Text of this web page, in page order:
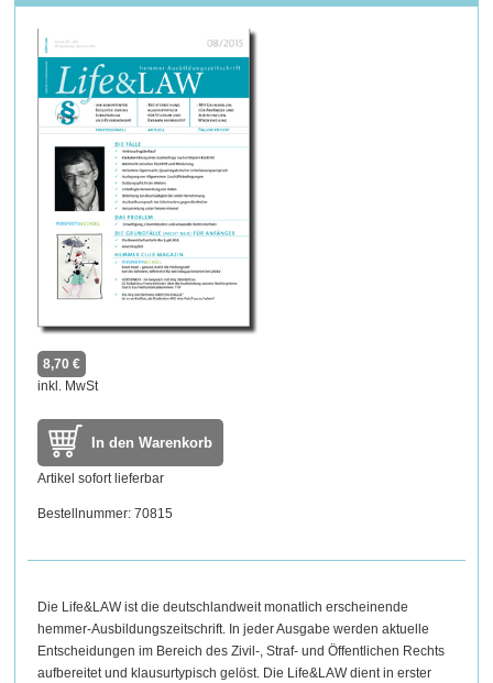
8,70 €
inkl. MwSt
In den Warenkorb
Artikel sofort lieferbar
Bestellnummer: 70815
Die Life&LAW ist die deutschlandweit monatlich erscheinende
hemmer-Ausbildungszeitschrift. In jeder Ausgabe werden aktuelle
Entscheidungen im Bereich des Zivil-, Straf- und Öffentlichen Rechts
aufbereitet und klausurtypisch gelöst. Die Life&LAW dient in erster